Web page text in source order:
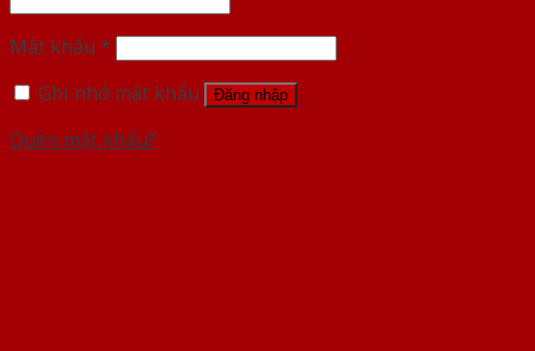
Mật khẩu *
Ghi nhớ mật khẩu
Đăng nhập
Quên mật khẩu?